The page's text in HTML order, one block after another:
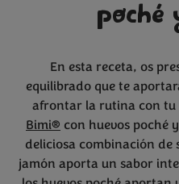
poché
En esta receta, os
equilibrado que te
afrontar la rutina con tu
Bimi® con huevos poché
deliciosa combinación de
jamón aporta un sabor